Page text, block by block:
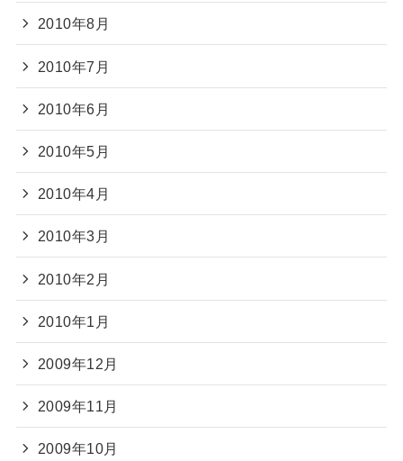
2010年8月
2010年7月
2010年6月
2010年5月
2010年4月
2010年3月
2010年2月
2010年1月
2009年12月
2009年11月
2009年10月